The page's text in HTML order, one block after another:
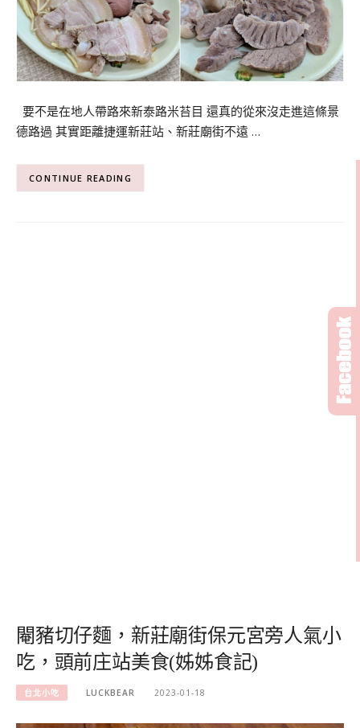
要不是在地人帶路來新泰路米苔目 還真的從來沒走進這條景
德路過 其實距離捷運新莊站、新莊廟街不遠 …
CONTINUE READING
閹豬切仔麵，新莊廟街保元宮旁人氣小
吃，頭前庄站美食(姊姊食記)
台北小吃 LUCKBEAR 2023-01-18